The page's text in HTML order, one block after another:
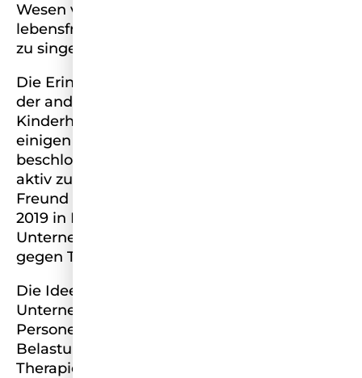
Wesen verloren. Ich bin ein offener und
lebensfroher Mensch, der es liebt zu tanzen,
zu singen und sich kreativ auszuleben.
Die Erinnerungen an die psychischen Leiden
der anderen Kinder und Jugendlichen im
Kinderheim haben mich nie losgelassen. Vor
einigen Jahren habe ich schließlich
beschlossen, anderen Menschen wie ihnen,
aktiv zu helfen. Gemeinsam mit meinem
Freund Calvin James Burpee gründete ich
2019 in Mainz das gemeinnützige
Unternehmen eXperience gemeinsam
gegen Traumata.
Die Idee hinter unserem jungen
Unternehmen ist das Unterstützen von
Personen mit einer posttraumatischen
Belastungsstörung. Geplant sind individuelle
Therapien, alltagsnahe Hilfe sowie Kreativ-